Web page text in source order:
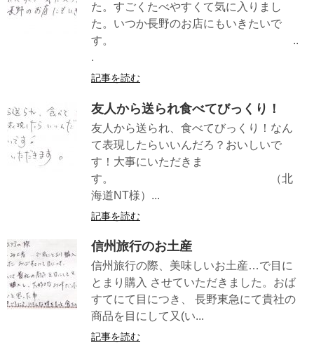
た。すごくたべやすくて気に入りまし
た。いつか長野のお店にもいきたいで
す。 ..
.
記事を読む
友人から送られ食べてびっくり！
友人から送られ、食べてびっくり！なん
て表現したらいいんだろ？おいしいで
す！大事にいただきま
す。 （北
海道NT様）...
記事を読む
信州旅行のお土産
信州旅行の際、美味しいお土産…で目に
とまり購入 させていただきました。おば
すてにて目につき、 長野東急にて貴社の
商品を目にして又(い...
記事を読む